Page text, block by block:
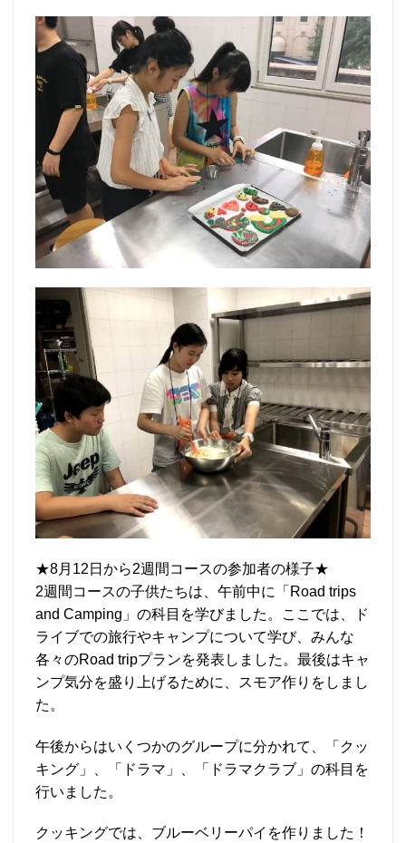
★8月12日から2週間コースの参加者の様子★
2週間コースの子供たちは、午前中に「Road trips
and Camping」の科目を学びました。ここでは、ド
ライブでの旅行やキャンプについて学び、みんな
各々のRoad tripプランを発表しました。最後はキャ
ンプ気分を盛り上げるために、スモア作りをしまし
た。
午後からはいくつかのグループに分かれて、「クッ
キング」、「ドラマ」、「ドラマクラブ」の科目を
行いました。
クッキングでは、ブルーベリーパイを作りました！